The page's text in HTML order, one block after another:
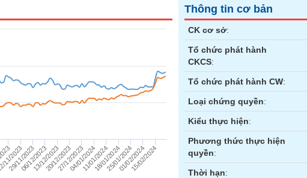
2023
29/11/2023
06/12/2023
13/12/2023
20/12/2023
27/12/2023
04/01/2024
11/01/2024
18/01/2024
25/01/2024
01/02/2024
15/02/2024
Thông tin cơ bản
CK cơ sở:
Tổ chức phát hành
CKCS:
Tổ chức phát hành CW:
Loại chứng quyền:
Kiểu thực hiện:
Phương thức thực hiện
quyền:
Thời hạn: